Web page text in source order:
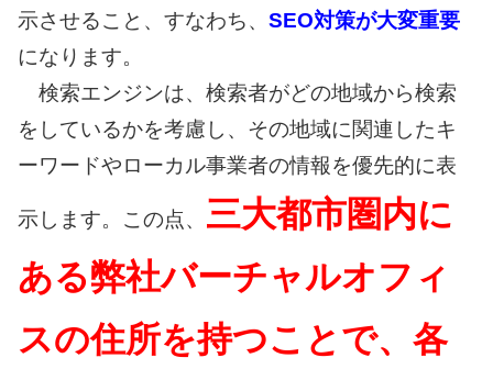
示させること、すなわち、 SEO対策が大変重要
になります。
検索エンジンは、検索者がどの地域から検索
をしているかを考慮し、その地域に関連したキ
ーワードやローカル事業者の情報を優先的に表
示します。この点、 三大都市圏内に
ある弊社バーチャルオフィ
スの住所を持つことで、各